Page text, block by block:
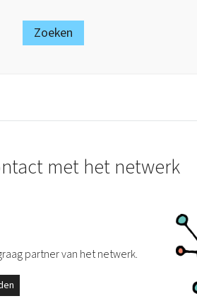
met het netwerk
partner van het netwerk.